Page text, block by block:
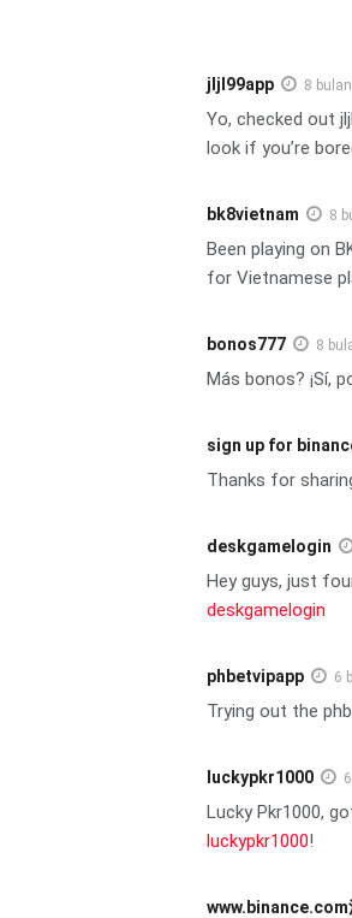
jljl99app 8
Yo, checked out
look if you’re
bk8vietnam 8
Been playing on
for Vietnamese
bonos777 8
Más bonos? ¡Sí,
sign up for
Thanks for
deskgamelogin
Hey guys, just
deskgamelogin
phbetvipapp 6
Trying out the
luckypkr1000
Lucky Pkr1000,
luckypkr1000!
www.binance.com